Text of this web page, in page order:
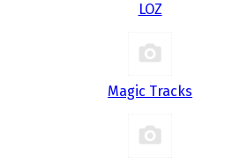
LOZ
Magic Tracks